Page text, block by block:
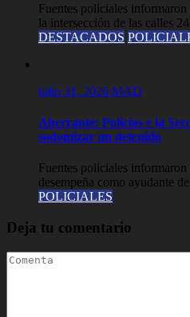
Fuentes policiales
la intersección de las calles
DESTACADOS
julio 31, 2026 MAD
Aberrante: Policías e la
sodomizar un detenido
Fuentes policiales
desempeña como ayudante
POLICIALES
Deja tu comentario